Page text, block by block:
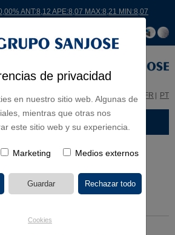
de privacidad
en nuestro sitio web. Algunas de
mientras que otras nos
este sitio web y su experiencia.
Marketing Medios externos
Cookies
ANT:8,12 APE:8,07 MAX:8,21 MIN:8,07
EN FR PT
Colegio Altasierra en Espartinas,